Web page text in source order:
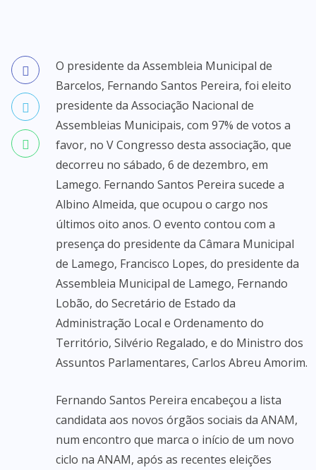
O presidente da Assembleia Municipal de
Barcelos, Fernando Santos Pereira, foi eleito
presidente da Associação Nacional de
Assembleias Municipais, com 97% de votos a
favor, no V Congresso desta associação, que
decorreu no sábado, 6 de dezembro, em
Lamego. Fernando Santos Pereira sucede a
Albino Almeida, que ocupou o cargo nos
últimos oito anos. O evento contou com a
presença do presidente da Câmara Municipal
de Lamego, Francisco Lopes, do presidente da
Assembleia Municipal de Lamego, Fernando
Lobão, do Secretário de Estado da
Administração Local e Ordenamento do
Território, Silvério Regalado, e do Ministro dos
Assuntos Parlamentares, Carlos Abreu Amorim.
Fernando Santos Pereira encabeçou a lista
candidata aos novos órgãos sociais da ANAM,
num encontro que marca o início de um novo
ciclo na ANAM, após as recentes eleições